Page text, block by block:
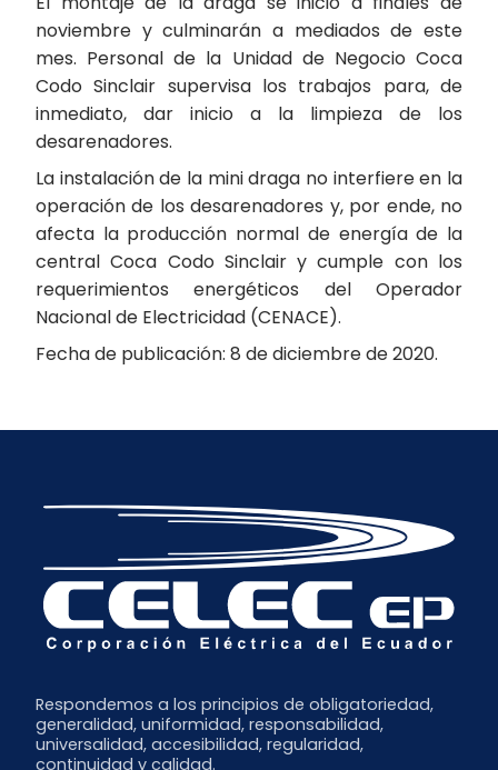
noviembre y culminarán a mediados de este
mes. Personal de la Unidad de Negocio Coca
Codo Sinclair supervisa los trabajos para, de
inmediato, dar inicio a la limpieza de los
desarenadores.
La instalación de la mini draga no interfiere en la
operación de los desarenadores y, por ende, no
afecta la producción normal de energía de la
central Coca Codo Sinclair y cumple con los
requerimientos energéticos del Operador
Nacional de Electricidad (CENACE).
Fecha de publicación: 8 de diciembre de 2020.
Respondemos a los principios de obligatoriedad,
generalidad, uniformidad, responsabilidad,
universalidad, accesibilidad, regularidad,
continuidad y calidad.